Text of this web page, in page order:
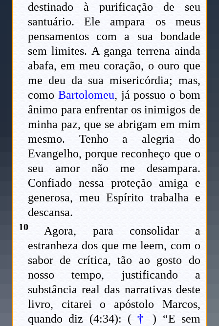
destinado à purificação de seu
santuário. Ele ampara os meus
pensamentos com a sua bondade
sem limites. A ganga terrena ainda
abafa, em meu coração, o ouro que
me deu da sua misericórdia; mas,
como Bartolomeu, já possuo o bom
ânimo para enfrentar os inimigos de
minha paz, que se abrigam em mim
mesmo. Tenho a alegria do
Evangelho, porque reconheço que o
seu amor não me desampara.
Confiado nessa proteção amiga e
generosa, meu Espírito trabalha e
descansa.
10 Agora, para consolidar a
estranheza dos que me leem, com o
sabor de crítica, tão ao gosto do
nosso tempo, justificando a
substância real das narrativas deste
livro, citarei o apóstolo Marcos,
quando diz (4:34): ( †) “E sem